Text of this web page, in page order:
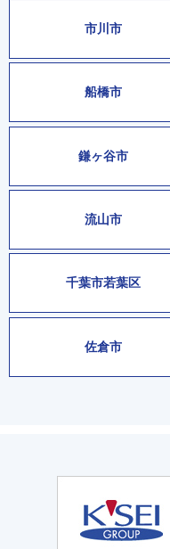
市川市
船橋市
鎌ヶ谷市
流山市
千葉市若葉区
佐倉市